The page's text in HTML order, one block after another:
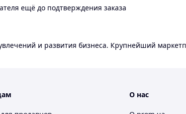
ещё до подтверждения заказа
и развития бизнеса. Крупнейший
О нас